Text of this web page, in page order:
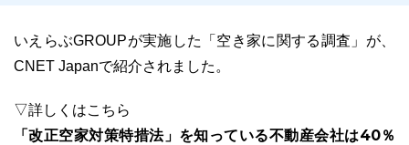
いえらぶGROUPが実施した「空き家に関する調査」が、
CNET Japanで紹介されました。
▽詳しくはこちら
「改正空家対策特措法」を知っている不動産会社は40％